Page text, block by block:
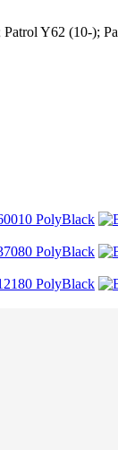
Y62 (10-);
PolyBlack
PolyBlack
PolyBlack